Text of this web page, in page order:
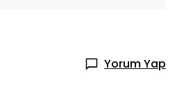
Yorum Yap